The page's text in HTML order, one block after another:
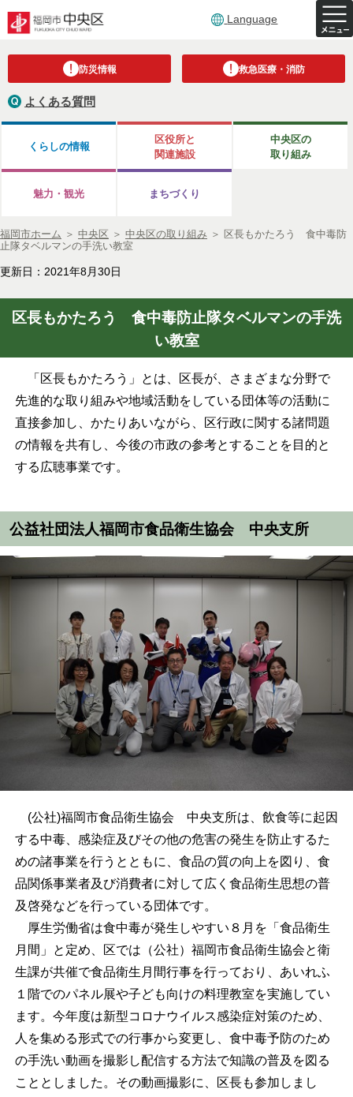
Language
防災情報 救急医療・消防
よくある質問
くらしの情報
区役所と
関連施設
中央区の
取り組み
魅力・観光 まちづくり
福岡市ホーム ＞ 中央区 ＞ 中央区の取り組み ＞ 区長もかたろう 食中毒防
止隊タベルマンの手洗い教室
更新日：2021年8月30日
区長もかたろう 食中毒防止隊タベルマンの手洗
い教室
「区長もかたろう」とは、区長が、さまざまな分野で
先進的な取り組みや地域活動をしている団体等の活動に
直接参加し、かたりあいながら、区行政に関する諸問題
の情報を共有し、今後の市政の参考とすることを目的と
する広聴事業です。
公益社団法人福岡市食品衛生協会 中央支所
(公社)福岡市食品衛生協会 中央支所は、飲食等に起因
する中毒、感染症及びその他の危害の発生を防止するた
めの諸事業を行うとともに、食品の質の向上を図り、食
品関係事業者及び消費者に対して広く食品衛生思想の普
及啓発などを行っている団体です。
厚生労働省は食中毒が発生しやすい８月を「食品衛生
月間」と定め、区では（公社）福岡市食品衛生協会と衛
生課が共催で食品衛生月間行事を行っており、あいれふ
１階でのパネル展や子ども向けの料理教室を実施してい
ます。今年度は新型コロナウイルス感染症対策のため、
人を集める形式での行事から変更し、食中毒予防のため
の手洗い動画を撮影し配信する方法で知識の普及を図る
こととしました。その動画撮影に、区長も参加しまし